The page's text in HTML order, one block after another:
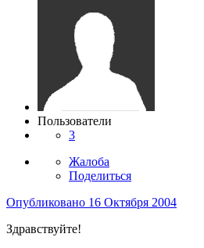
Пользователи
3
Жалоба
Поделиться
Опубликовано 16 Октября 2004
Здравствуйте!